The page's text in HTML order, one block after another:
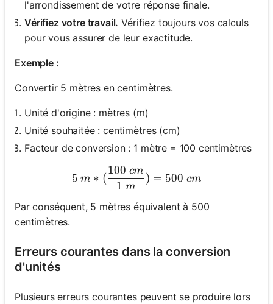
l'arrondissement de votre réponse finale.
Vérifiez votre travail. Vérifiez toujours vos calculs
pour vous assurer de leur exactitude.
Exemple :
Convertir 5 mètres en centimètres.
Unité d'origine : mètres (m)
Unité souhaitée : centimètres (cm)
Facteur de conversion : 1 mètre = 100 centimètres
5\ m * (\frac{100\
5 m ∗ (
1 m
100 cm
) = 500 cm
Par conséquent, 5 mètres équivalent à 500
centimètres.
Erreurs courantes dans la conversion
d'unités
Plusieurs erreurs courantes peuvent se produire lors